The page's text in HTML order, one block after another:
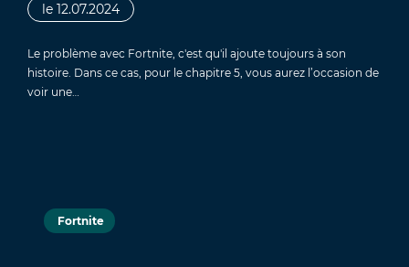
le 12.07.2024
Le problème avec Fortnite, c'est qu'il ajoute toujours à son
histoire. Dans ce cas, pour le chapitre 5, vous aurez l’occasion de
voir une…
Fortnite